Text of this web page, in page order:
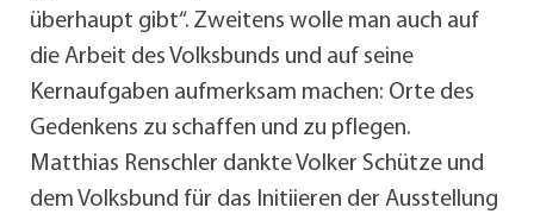
überhaupt gibt“. Zweitens wolle man auch auf
die Arbeit des Volksbunds und auf seine
Kernaufgaben aufmerksam machen: Orte des
Gedenkens zu schaffen und zu pflegen.
Matthias Renschler dankte Volker Schütze und
dem Volksbund für das Initiieren der Ausstellung